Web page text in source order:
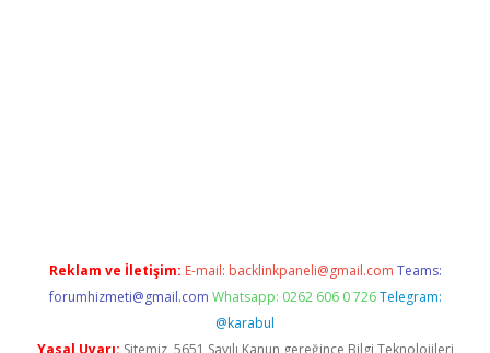
Reklam ve İletişim: E-mail: backlinkpaneli@gmail.com Teams:
forumhizmeti@gmail.com Whatsapp: 0262 606 0 726 Telegram:
@karabul
Yasal Uyarı: Sitemiz, 5651 Sayılı Kanun gereğince Bilgi Teknolojileri